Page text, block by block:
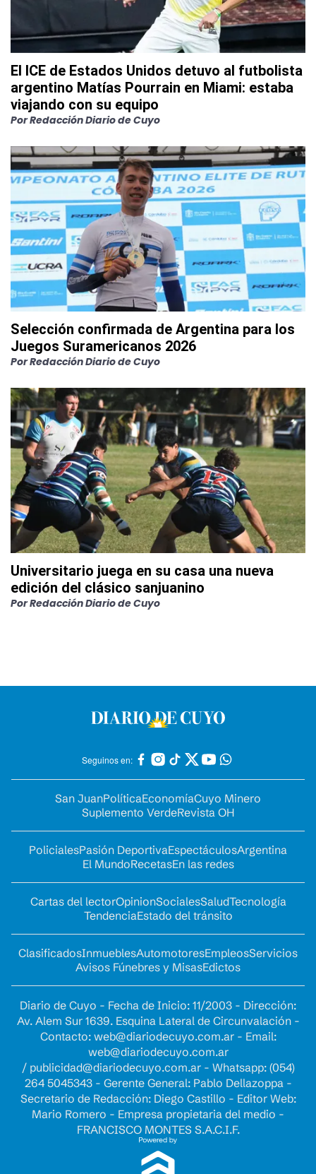
El ICE de Estados Unidos detuvo al futbolista
argentino Matías Pourrain en Miami: estaba
viajando con su equipo
PorRedacción Diario de Cuyo
Selección confirmada de Argentina para los
Juegos Suramericanos 2026
PorRedacción Diario de Cuyo
Universitario juega en su casa una nueva
edición del clásico sanjuanino
PorRedacción Diario de Cuyo
Seguinos en:
San JuanPolíticaEconomíaCuyo Minero
Suplemento VerdeRevista OH
PolicialesPasión DeportivaEspectáculosArgentina
El MundoRecetasEn las redes
Cartas del lectorOpinionSocialesSaludTecnología
TendenciaEstado del tránsito
ClasificadosInmueblesAutomotoresEmpleosServicios
Avisos Fúnebres y MisasEdictos
Diario de Cuyo - Fecha de Inicio: 11/2003 - Dirección:
Av. Alem Sur 1639. Esquina Lateral de Circunvalación -
Contacto: web@diariodecuyo.com.ar- Email:
web@diariodecuyo.com.ar
/ publicidad@diariodecuyo.com.ar- Whatsapp: (054)
264 5045343 - Gerente General: Pablo Dellazoppa -
Secretario de Redacción: Diego Castillo - Editor Web:
Mario Romero - Empresa propietaria del medio -
FRANCISCO MONTES S.A.C.I.F.